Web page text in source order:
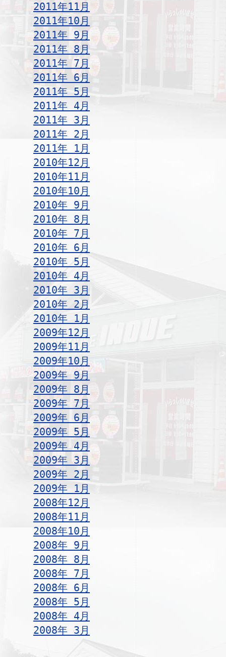
2011年11月
2011年10月
2011年 9月
2011年 8月
2011年 7月
2011年 6月
2011年 5月
2011年 4月
2011年 3月
2011年 2月
2011年 1月
2010年12月
2010年11月
2010年10月
2010年 9月
2010年 8月
2010年 7月
2010年 6月
2010年 5月
2010年 4月
2010年 3月
2010年 2月
2010年 1月
2009年12月
2009年11月
2009年10月
2009年 9月
2009年 8月
2009年 7月
2009年 6月
2009年 5月
2009年 4月
2009年 3月
2009年 2月
2009年 1月
2008年12月
2008年11月
2008年10月
2008年 9月
2008年 8月
2008年 7月
2008年 6月
2008年 5月
2008年 4月
2008年 3月